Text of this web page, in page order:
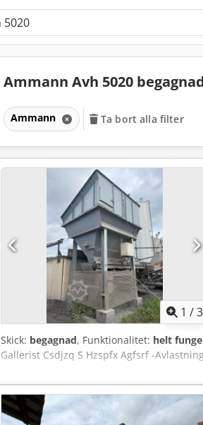
Ammann Avh 5020
Ammann Ta bort alla filter
1 /3
Skick: begagnad, Funktionalitet: helt
Gallerist Csdjzq S Hzspfx Agfsrf -